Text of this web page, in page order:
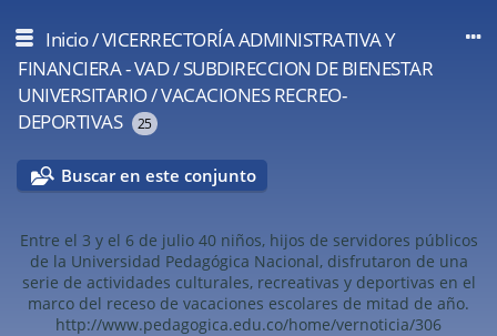
Inicio/VICERRECTORÍA ADMINISTRATIVA Y
FINANCIERA - VAD/SUBDIRECCION DE BIENESTAR
UNIVERSITARIO/VACACIONES RECREO-
DEPORTIVAS
25
Buscar en este conjunto
Entre el 3 y el 6 de julio 40 niños, hijos de servidores públicos
de la Universidad Pedagógica Nacional, disfrutaron de una
serie de actividades culturales, recreativas y deportivas en el
marco del receso de vacaciones escolares de mitad de año.
http://www.pedagogica.edu.co/home/vernoticia/306